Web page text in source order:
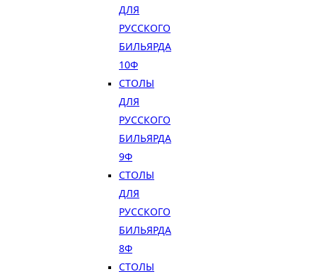
ДЛЯ
РУССКОГО
БИЛЬЯРДА
10Ф
СТОЛЫ
ДЛЯ
РУССКОГО
БИЛЬЯРДА
9Ф
СТОЛЫ
ДЛЯ
РУССКОГО
БИЛЬЯРДА
8Ф
СТОЛЫ